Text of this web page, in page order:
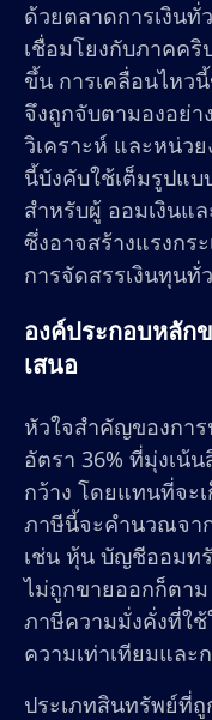
ด้วยตลาดการเงิน
เชื่อมโยงกับภาคคริ
ขึ้น การเคลื่อนไหว
จึงถูกจับตามองอย่
วิเคราะห์ และหน่ว
นี้บังคับใช้เต็มรูปแ
สำหรับผู้ ออมเงินแ
ซึ่งอาจสร้างแรงกร
การจัดสรรเงินทุนทั่
องค์ประกอบหลัก
เสนอ
หัวใจสำคัญของกา
อัตรา 36% ที่มุ่งเน้
กว้าง โดยแทนที่จะ
ภาษีนี้จะคำนวณจา
เช่น หุ้น บัญชีออมท
ไม่ถูกขายออกก็ตา
ภาษีความมั่งคั่งที่ใช้
ความเท่าเทียมและ
ประเภทสินทรัพย์ที่